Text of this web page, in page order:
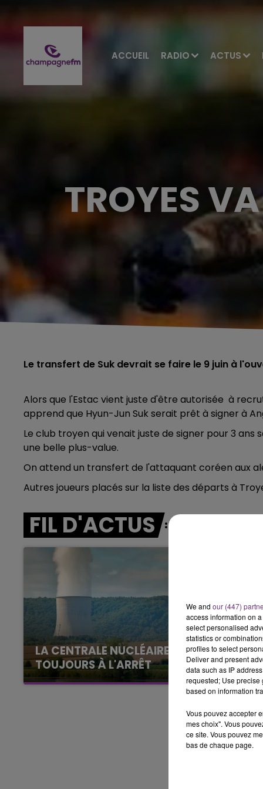
ACCUEIL RADIO ACTUS
7h00 - 12h00
LE WEEK-END CHAMPAGNE FM
TROYES
Le transfert de Suk devrait se faire le 9 juin à
Alors que l'Estac vient juste d'être autorisée à
apprend que Hyun-Jun Suk serait prêt à signer à
Le club troyen qui venait juste de signer pour 3 ans
une belle plus-value.
On attend un transfert de l'attaquant coréen aux
Autres joueurs placés sur la liste des départs à
FIL D'ACTUS
LA CENTRALE NUCLÉAIRE DE CHOOZ
TOUJOURS À L'ARRÊT
Cela fait déjà une semaine que la centrale
nucléaire ardennaise est à l'arrêt. Une situation
justifiée par la sécheresse intense qui est
We and our (447)
access information on
select personalised
statistics or
profiles to select
Deliver and present
data such as IP
requested; Use precise
based on information
Vous pouvez accepter
mes choix". Vous
ce site. Vous pouvez
bas de chaque page.